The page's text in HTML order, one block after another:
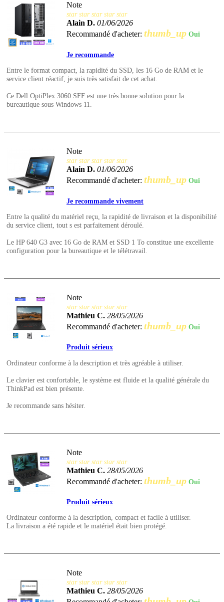
Note
star star star star star
Alain D. 01/06/2026
Recommandé d'acheter: thumb_up Oui
Je recommande
Entre le format compact, la rapidité du SSD, les 16 Go de RAM et le
service client réactif, je suis très satisfait de cet achat.
Ce Dell OptiPlex 3060 SFF est une très bonne solution pour la
bureautique sous Windows 11.
Note
star star star star star
Alain D. 01/06/2026
Recommandé d'acheter: thumb_up Oui
Je recommande vivement
Entre la qualité du matériel reçu, la rapidité de livraison et la disponibilité
du service client, tout s est parfaitement déroulé.
Le HP 640 G3 avec 16 Go de RAM et SSD 1 To constitue une excellente
configuration pour la bureautique et le télétravail.
Note
star star star star star
Mathieu C. 28/05/2026
Recommandé d'acheter: thumb_up Oui
Produit sérieux
Ordinateur conforme à la description et très agréable à utiliser.
Le clavier est confortable, le système est fluide et la qualité générale du
ThinkPad est bien présente.
Je recommande sans hésiter.
Note
star star star star star
Mathieu C. 28/05/2026
Recommandé d'acheter: thumb_up Oui
Produit sérieux
Ordinateur conforme à la description, compact et facile à utiliser.
La livraison a été rapide et le matériel était bien protégé.
Note
star star star star star
Mathieu C. 28/05/2026